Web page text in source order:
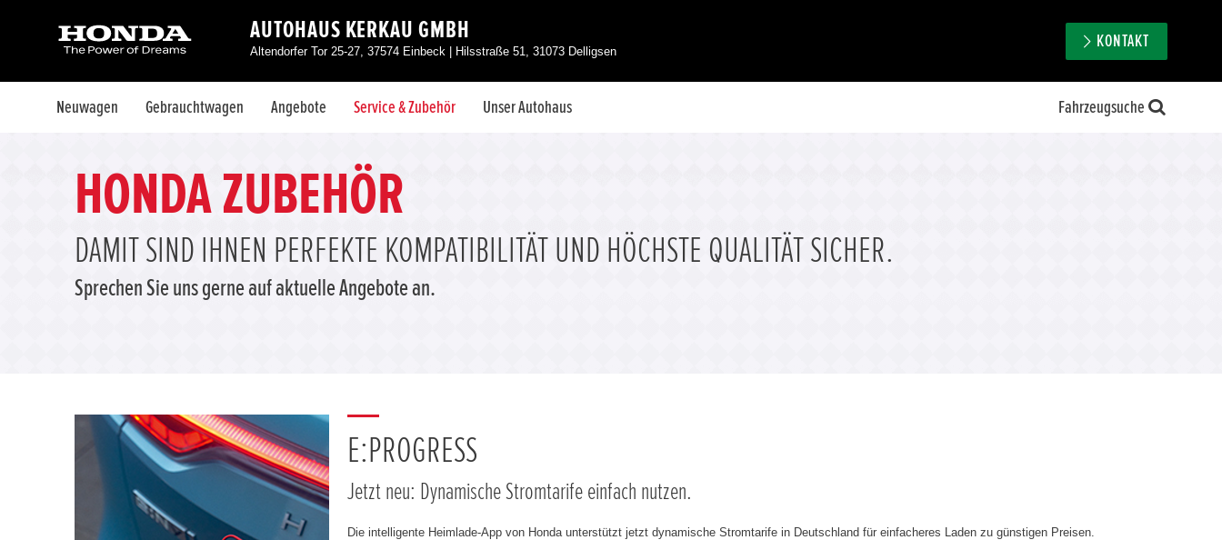
AUTOHAUS KERKAU GMBH
Altendorfer Tor 25-27, 37574 Einbeck | Hilsstraße 51, 31073 Delligsen
KONTAKT
Neuwagen Gebrauchtwagen Angebote Service & Zubehör Unser Autohaus Fahrzeugsuche
HONDA ZUBEHÖR
DAMIT SIND IHNEN PERFEKTE KOMPATIBILITÄT UND HÖCHSTE QUALITÄT SICHER.
Sprechen Sie uns gerne auf aktuelle Angebote an.
E:PROGRESS
Jetzt neu: Dynamische Stromtarife einfach nutzen.
Die intelligente Heimlade-App von Honda unterstützt jetzt dynamische Stromtarife in Deutschland für einfacheres Laden zu günstigen Preisen.